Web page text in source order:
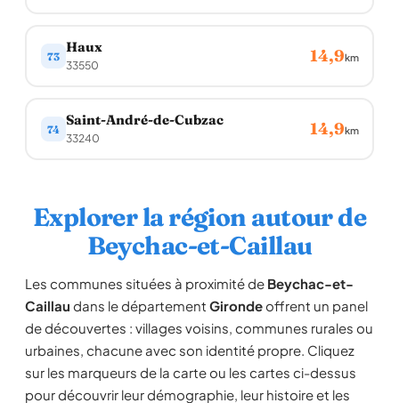
73
Haux
33550 14,9km
74
Saint-André-de-Cubzac
33240 14,9km
Explorer la région autour de
Beychac-et-Caillau
Les communes situées à proximité de Beychac-et-
Caillau dans le département Girondeoffrent un panel
de découvertes : villages voisins, communes rurales ou
urbaines, chacune avec son identité propre. Cliquez
sur les marqueurs de la carte ou les cartes ci-dessus
pour découvrir leur démographie, leur histoire et les